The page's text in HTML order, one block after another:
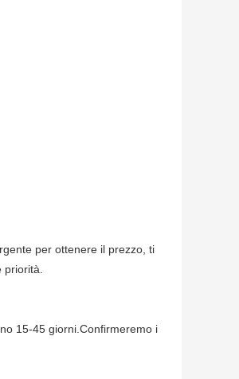
per ottenere il prezzo, ti
priorità.
15-45 giorni.Confirmeremo i